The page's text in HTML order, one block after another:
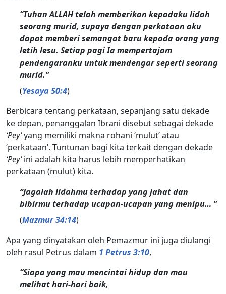
“Tuhan ALLAH telah memberikan kepadaku lidah
seorang murid, supaya dengan perkataan aku
dapat memberi semangat baru kepada orang yang
letih lesu. Setiap pagi Ia mempertajam
pendengaranku untuk mendengar seperti seorang
murid.”
(Yesaya 50:4)
Berbicara tentang perkataan, sepanjang satu dekade
ke depan, penanggalan Ibrani disebut sebagai dekade
‘Pey’yang memiliki makna rohani ‘mulut’ atau
‘perkataan’. Tuntunan bagi kita terkait dengan dekade
‘Pey’ini adalah kita harus lebih memperhatikan
perkataan (mulut) kita.
“Jagalah lidahmu terhadap yang jahat dan
bibirmu terhadap ucapan-ucapan yang menipu… ”
(Mazmur 34:14)
Apa yang dinyatakan oleh Pemazmur ini juga diulangi
oleh rasul Petrus dalam 1 Petrus 3:10,
“Siapa yang mau mencintai hidup dan mau
melihat hari-hari baik,